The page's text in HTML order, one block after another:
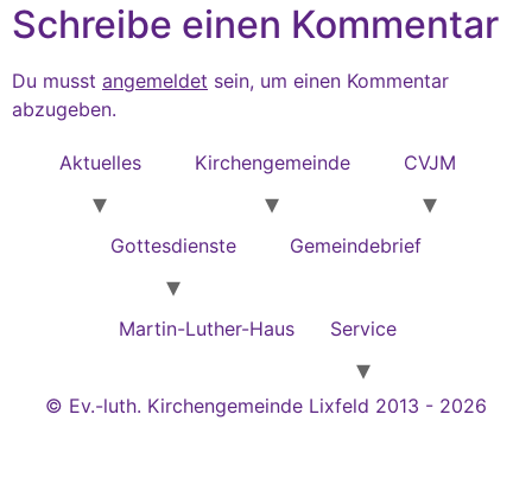
Schreibe einen Kommentar
Du musst angemeldet sein, um einen Kommentar
abzugeben.
Aktuelles Kirchengemeinde CVJM
Gottesdienste Gemeindebrief
Martin-Luther-Haus Service
© Ev.-luth. Kirchengemeinde Lixfeld 2013 - 2026